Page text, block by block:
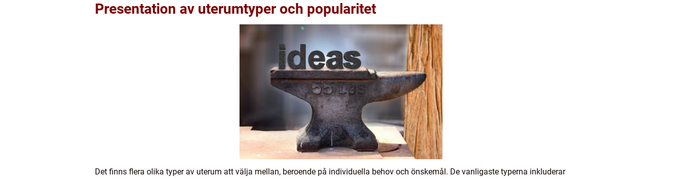
Presentation av uterumtyper och popularitet
Det finns flera olika typer av uterum att välja mellan, beroende på individuella behov och önskemål. De vanligaste typerna inkluderar